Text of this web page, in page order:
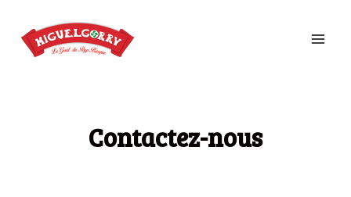
Contactez-nous